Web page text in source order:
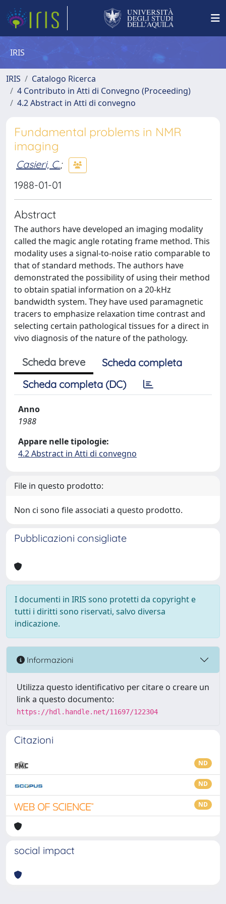
IRIS
IRIS
Catalogo Ricerca
4 Contributo in Atti di Convegno (Proceeding)
4.2 Abstract in Atti di convegno
Fundamental problems in NMR
imaging
Casieri, C.;
1988-01-01
Abstract
The authors have developed an imaging modality
called the magic angle rotating frame method. This
modality uses a signal-to-noise ratio comparable to
that of standard methods. The authors have
demonstrated the possibility of using their method
to obtain spatial information on a 20-kHz
bandwidth system. They have used paramagnetic
tracers to emphasize relaxation time contrast and
selecting certain pathological tissues for a direct in
vivo diagnosis of the nature of the pathology.
Scheda breve
Scheda completa
Scheda completa (DC)
Anno
1988
Appare nelle tipologie:
4.2 Abstract in Atti di convegno
File in questo prodotto:
Non ci sono file associati a questo prodotto.
Pubblicazioni consigliate
I documenti in IRIS sono protetti da copyright e
tutti i diritti sono riservati, salvo diversa
indicazione.
Informazioni
Utilizza questo identificativo per citare o creare un
link a questo documento:
https://hdl.handle.net/11697/122304
Citazioni
ND
ND
ND
social impact